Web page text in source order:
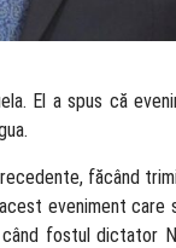
El a spus că
făcând
eveniment
fostul dictator